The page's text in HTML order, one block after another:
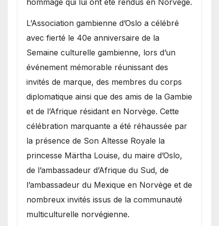
hommage qui lui ont été rendus en Norvège.
​L’Association gambienne d’Oslo a célébré
avec fierté le 40e anniversaire de la
Semaine culturelle gambienne, lors d’un
événement mémorable réunissant des
invités de marque, des membres du corps
diplomatique ainsi que des amis de la Gambie
et de l’Afrique résidant en Norvège. Cette
célébration marquante a été réhaussée par
la présence de Son Altesse Royale la
princesse Märtha Louise, du maire d’Oslo,
de l’ambassadeur d’Afrique du Sud, de
l’ambassadeur du Mexique en Norvège et de
nombreux invités issus de la communauté
multiculturelle norvégienne.